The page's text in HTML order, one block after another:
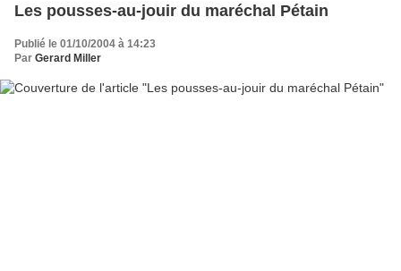
Les pousses-au-jouir du maréchal Pétain
Publié le 01/10/2004 à 14:23
Par Gerard Miller